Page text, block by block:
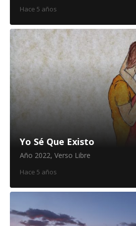
Hace 5 años
Yo Sé Que Existo
Año 2022, Verso Libre
Hace 5 años